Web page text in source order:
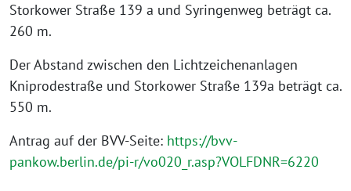
Storkower Straße 139 a und Syringenweg beträgt ca.
260 m.
Der Abstand zwischen den Lichtzeichenanlagen
Kniprodestraße und Storkower Straße 139a beträgt ca.
550 m.
Antrag auf der BVV-Seite: https://bvv-
pankow.berlin.de/pi-r/vo020_r.asp?VOLFDNR=6220